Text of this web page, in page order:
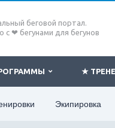
беговой портал.
с ❤ бегунами для бегунов
★
Экипировка